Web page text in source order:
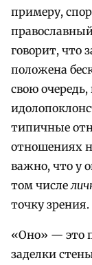
примеру,
говорит, что
положена
свою
типичные
отношениях
важно, что у
том числе
точку зрения.
«Оно» — это
заделки